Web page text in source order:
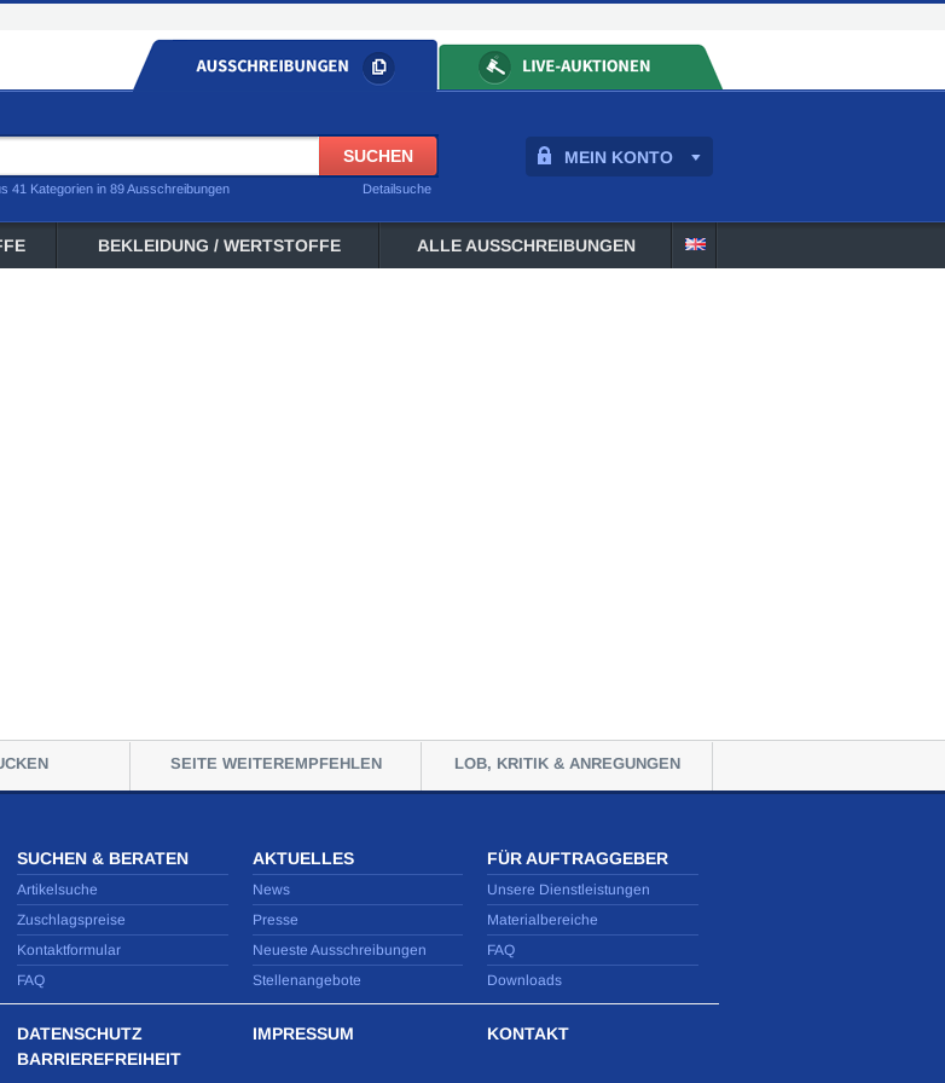
MEIN KONTO
Detailsuche
41 Kategorien in 89 Ausschreibungen
BEKLEIDUNG / WERTSTOFFE ALLE AUSSCHREIBUNGEN
SEITE WEITEREMPFEHLEN LOB, KRITIK & ANREGUNGEN
SUCHEN & BERATEN
Artikelsuche
Zuschlagspreise
Kontaktformular
FAQ
AKTUELLES
News
Presse
Neueste Ausschreibungen
Stellenangebote
FÜR AUFTRAGGEBER
Unsere Dienstleistungen
Materialbereiche
FAQ
Downloads
DATENSCHUTZ
BARRIEREFREIHEIT
IMPRESSUM KONTAKT